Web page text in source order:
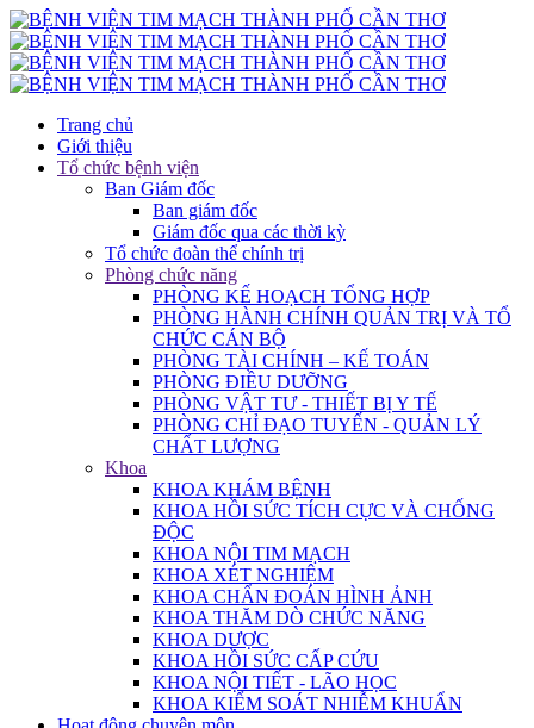
Trang chủ
Giới thiệu
Tổ chức bệnh viện
Ban Giám đốc
Ban giám đốc
Giám đốc qua các thời kỳ
Tổ chức đoàn thể chính trị
Phòng chức năng
PHÒNG KẾ HOẠCH TỔNG HỢP
PHÒNG HÀNH CHÍNH QUẢN TRỊ VÀ TỔ
CHỨC CÁN BỘ
PHÒNG TÀI CHÍNH – KẾ TOÁN
PHÒNG ĐIỀU DƯỠNG
PHÒNG VẬT TƯ - THIẾT BỊ Y TẾ
PHÒNG CHỈ ĐẠO TUYẾN - QUẢN LÝ
CHẤT LƯỢNG
Khoa
KHOA KHÁM BỆNH
KHOA HỒI SỨC TÍCH CỰC VÀ CHỐNG
ĐỘC
KHOA NỘI TIM MẠCH
KHOA XÉT NGHIỆM
KHOA CHẨN ĐOÁN HÌNH ẢNH
KHOA THĂM DÒ CHỨC NĂNG
KHOA DƯỢC
KHOA HỒI SỨC CẤP CỨU
KHOA NỘI TIẾT - LÃO HỌC
KHOA KIỂM SOÁT NHIỄM KHUẨN